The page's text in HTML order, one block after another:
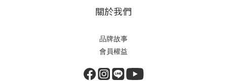
關於我們
品牌故事
會員權益